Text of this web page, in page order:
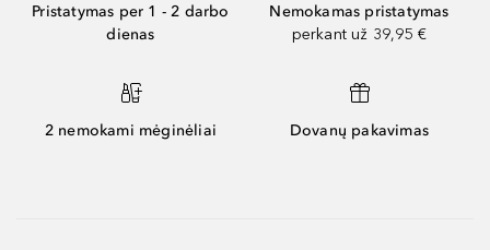
Pristatymas per 1 - 2 darbo
dienas
Nemokamas pristatymas
perkant už 39,95 €
2 nemokami mėginėliai Dovanų pakavimas